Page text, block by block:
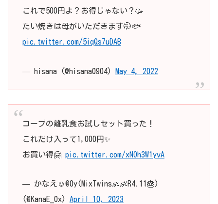
これで500円よ？お得じゃない？🥳
たい焼きは母がいただきます🤭🐟
pic.twitter.com/5iqQs7uDAB
— hisana (@hisana0904) May 4, 2022
コープの離乳食お試しセット買った！
これだけ入って1,000円✨
お買い得🤗 pic.twitter.com/xNOh3W1yvA
— かなえ☺︎@0y(MixTwins👶👶R4.11🎂)
(@KanaE_0x) April 10, 2023